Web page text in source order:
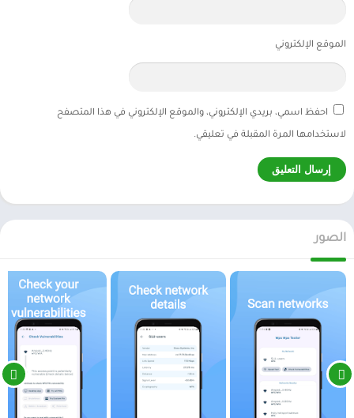
الموقع الإلكتروني
احفظ اسمي، بريدي الإلكتروني، والموقع الإلكتروني في هذا المتصفح
لاستخدامها المرة المقبلة في تعليقي.
الصور